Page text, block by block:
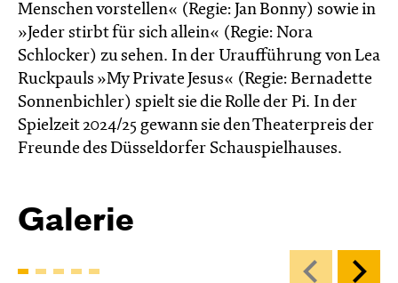
Menschen vorstellen« (Regie: Jan Bonny) sowie in
»Jeder stirbt für sich allein« (Regie: Nora
Schlocker) zu sehen. In der Uraufführung von Lea
Ruckpauls »My Private Jesus« (Regie: Bernadette
Sonnenbichler) spielt sie die Rolle der Pi. In der
Spielzeit 2024/25 gewann sie den Theater­preis der
Freunde des Düssel­dorfer Schau­spiel­hauses.
Galerie